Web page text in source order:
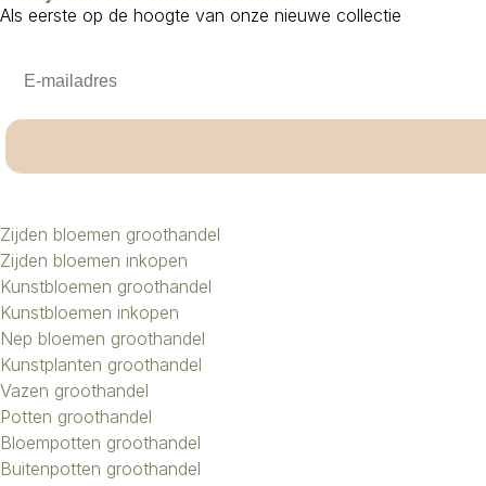
Als eerste op de hoogte van onze nieuwe collectie
Zijden bloemen groothandel
Zijden bloemen inkopen
Kunstbloemen groothandel
Kunstbloemen inkopen
Nep bloemen groothandel
Kunstplanten groothandel
Vazen groothandel
Potten groothandel
Bloempotten groothandel
Buitenpotten groothandel